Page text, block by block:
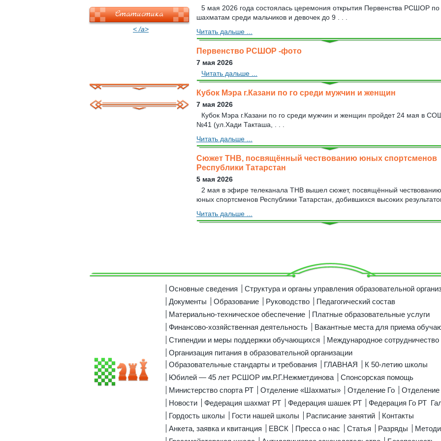
Статистика
< /a>
5 мая 2026 года состоялась церемония открытия Первенства РСШОР по
шахматам среди мальчиков и девочек до 9 . . .
Читать дальше ...
Первенство РСШОР -фото
7 мая 2026
Читать дальше ...
Кубок Мэра г.Казани по го среди мужчин и женщин
7 мая 2026
Кубок Мэра г.Казани по го среди мужчин и женщин пройдет 24 мая в
№41 (ул.Хади Такташа, . . .
Читать дальше ...
Сюжет ТНВ, посвящённый чествованию юных спортсменов
Республики Татарстан
5 мая 2026
2 мая в эфире телеканала ТНВ вышел сюжет, посвящённый чествованию
юных спортсменов Республики Татарстан, добившихся высоких
Читать дальше ...
Основные сведения
Структура и органы управления образовательной
Документы
Образование Руководство
Педагогический состав
Материально-техническое обеспечение
Платные образовательные услуги
Финансово-хозяйственная деятельность
Вакантные места для приема
Стипендии и меры поддержки обучающихся
Международное сотрудничество
Организация питания в образовательной организации
Образовательные стандарты и требования
ГЛАВНАЯ
К 50-летию школы
Юбилей — 45 лет РСШОР им.Р.Г.Нежметдинова
Спонсорская помощь
Министерство спорта РТ
Отделение «Шахматы» Отделение Го
Новости
Федерация шахмат РТ Федерация шашек РТ Федерация Го РТ
Гордость школы
Гости нашей школы Расписание занятий
Контакты
Анкета, заявка и квитанция
ЕВСК Пресса о нас Статья Разряды